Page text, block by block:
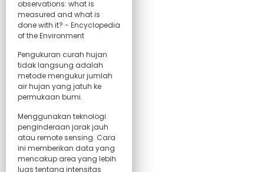
Pengukuran curah hujan
tidak langsung adalah
metode mengukur jumlah
air hujan yang jatuh ke
permukaan bumi.
Menggunakan teknologi
penginderaan jarak jauh
atau remote sensing. Cara
ini memberikan data yang
mencakup area yang lebih
luas tentang intensitas